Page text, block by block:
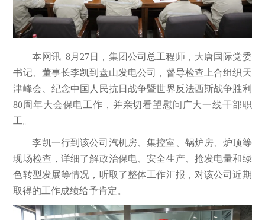
本网讯 8月27日，集团公司总工程师，大唐国际党委
书记、董事长李凯到盘山发电公司，督导检查上合组织天
津峰会、纪念中国人民抗日战争暨世界反法西斯战争胜利
80周年大会保电工作，并亲切看望慰问广大一线干部职
工。
李凯一行到该公司汽机房、集控室、锅炉房、炉顶等
现场检查，详细了解政治保电、安全生产、抢发电量和绿
色转型发展等情况，听取了整体工作汇报，对该公司近期
取得的工作成绩给予肯定。